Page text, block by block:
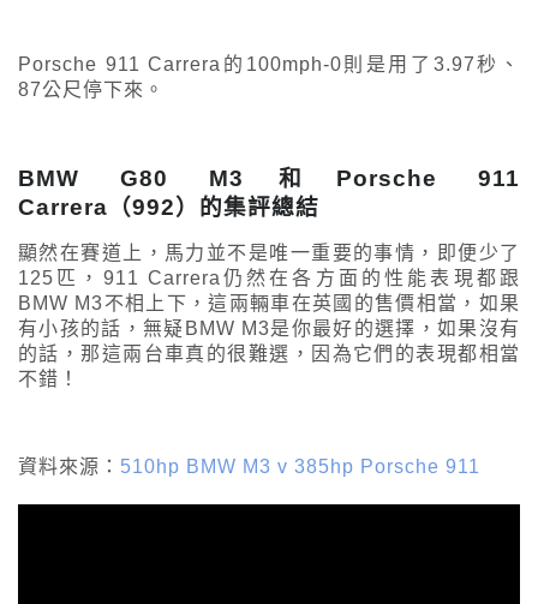
Porsche 911 Carrera的100mph-0則是用了3.97秒、
87公尺停下來。
BMW G80 M3和Porsche 911
Carrera（992）的集評總結
顯然在賽道上，馬力並不是唯一重要的事情，即便少了
125匹，911 Carrera仍然在各方面的性能表現都跟
BMW M3不相上下，這兩輛車在英國的售價相當，如果
有小孩的話，無疑BMW M3是你最好的選擇，如果沒有
的話，那這兩台車真的很難選，因為它們的表現都相當
不錯！
資料來源： 510hp BMW M3 v 385hp Porsche 911